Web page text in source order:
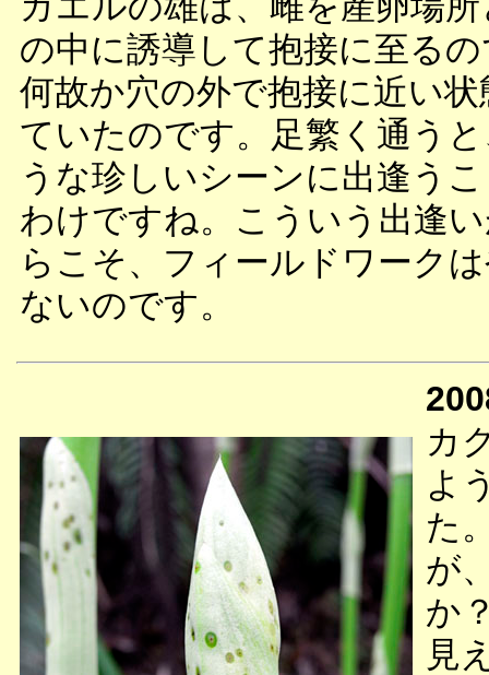
の中に誘導して抱接に至る
何故か穴の外で抱接に近い
ていたのです。足繁く通う
うな珍しいシーンに出逢う
わけですね。こういう出逢
らこそ、フィールドワーク
ないのです。
カ
よ
た
が
か
見